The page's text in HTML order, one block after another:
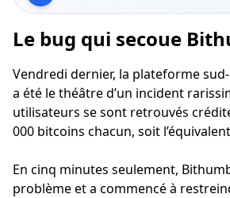
Le bug qui secoue
Vendredi dernier, la plateforme
a été le théâtre d’un incident
utilisateurs se sont retrouvés
000 bitcoins chacun, soit
En cinq minutes seulement,
problème et a commencé à